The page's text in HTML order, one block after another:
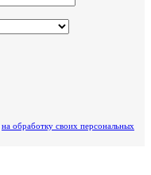
на обработку своих персональных